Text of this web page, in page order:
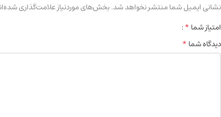
نشانی ایمیل شما منتشر نخواهد شد.بخش‌های موردنیاز علامت‌گذاری
امتیاز شما*
دیدگاه شما*